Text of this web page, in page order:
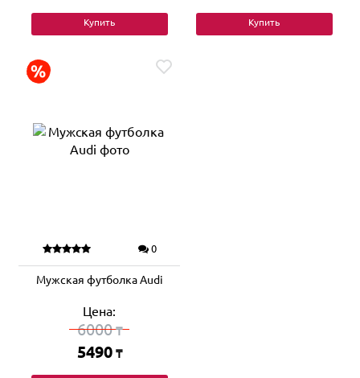
Купить Купить
0
Мужская футболка Audi
Цена:
6000₸
5490 ₸